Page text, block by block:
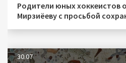
Родители юных хоккеистов
Мирзиёеву с просьбой
30.07